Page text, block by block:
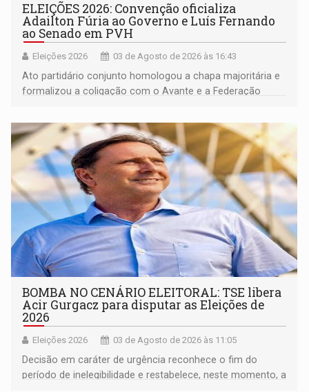
ELEIÇÕES 2026: Convenção oficializa
Adailton Fúria ao Governo e Luís Fernando
ao Senado em PVH
Eleições 2026 03 de Agosto de 2026 às 16:43
Ato partidário conjunto homologou a chapa majoritária e
formalizou a coligação com o Avante e a Federação
eleitores por saúde, limpeza pública e educação
BOMBA NO CENÁRIO ELEITORAL: TSE libera
Acir Gurgacz para disputar as Eleições de
2026
Eleições 2026 03 de Agosto de 2026 às 11:05
Decisão em caráter de urgência reconhece o fim do
período de inelegibilidade e restabelece, neste momento, a